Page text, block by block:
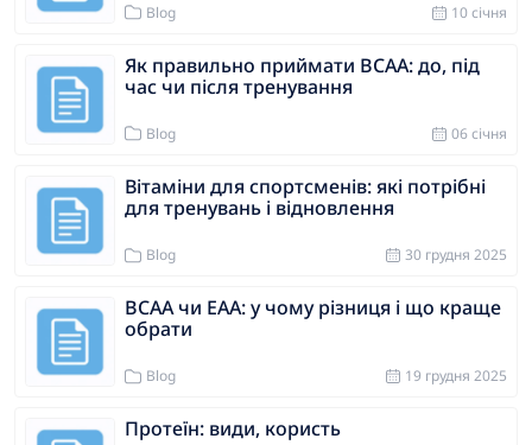
Blog 10 cічня
Як правильно приймати BCAA: до, під
час чи після тренування
Blog 06 cічня
Вітаміни для спортсменів: які потрібні
для тренувань і відновлення
Blog 30 грудня 2025
BCAA чи EAA: у чому різниця і що краще
обрати
Blog 19 грудня 2025
Протеїн: види, користь